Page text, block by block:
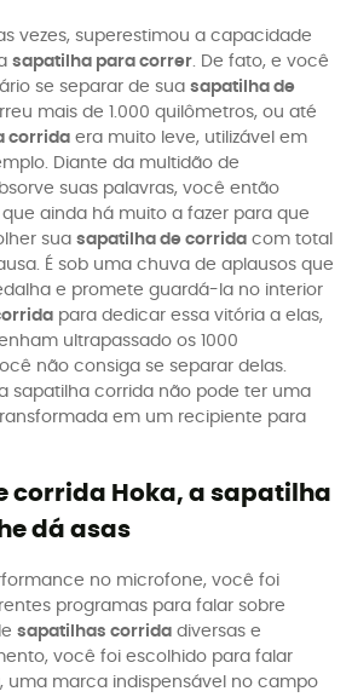
vezes, superestimou a capacidade
sapatilha para correr . De fato, e você
se separar de sua sapatilha de
mais de 1.000 quilômetros, ou até
corrida era muito leve, utilizável em
Diante da multidão de
suas palavras, você então
ainda há muito a fazer para que
sua sapatilha de corrida com total
É sob uma chuva de aplausos que
e promete guardá-la no interior
para dedicar essa vitória a elas,
ultrapassado os 1000
não consiga se separar delas.
sapatilha corrida não pode ter uma
em um recipiente para
corrida Hoka, a sapatilha
dá asas
no microfone, você foi
programas para falar sobre
sapatilhas corrida diversas e
você foi escolhido para falar
, uma marca indispensável no campo